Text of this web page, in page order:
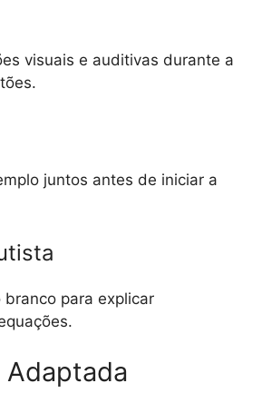
visuais e auditivas durante a
juntos antes de iniciar a
branco para explicar
Adaptada